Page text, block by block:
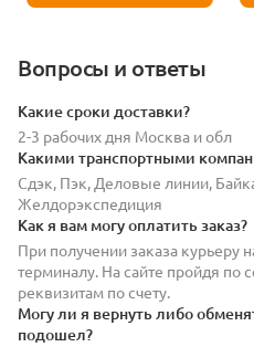
Вопросы и ответы
Какие сроки доставки?
2-3 рабочих дня Москва и обл
Какими транспортными
Сдэк, Пэк, Деловые линии,
Желдорэкспедиция
Как я вам могу оплатить заказ?
При получении заказа курьеру
терминалу. На сайте пройдя по
реквизитам по счету.
Могу ли я вернуть либо
подошел?